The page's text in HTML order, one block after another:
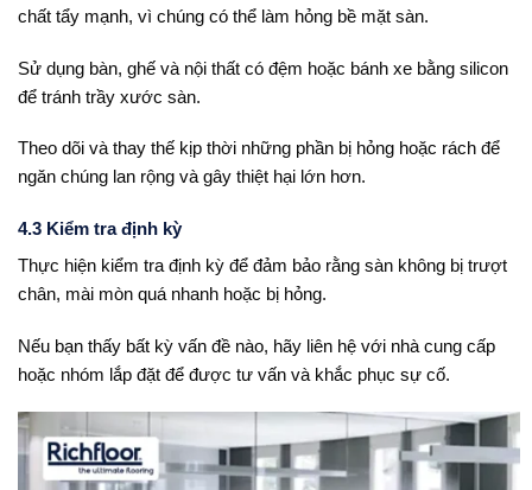
chất tẩy mạnh, vì chúng có thể làm hỏng bề mặt sàn.
Sử dụng bàn, ghế và nội thất có đệm hoặc bánh xe bằng silicon
để tránh trầy xước sàn.
Theo dõi và thay thế kịp thời những phần bị hỏng hoặc rách để
ngăn chúng lan rộng và gây thiệt hại lớn hơn.
4.3 Kiểm tra định kỳ
Thực hiện kiểm tra định kỳ để đảm bảo rằng sàn không bị trượt
chân, mài mòn quá nhanh hoặc bị hỏng.
Nếu bạn thấy bất kỳ vấn đề nào, hãy liên hệ với nhà cung cấp
hoặc nhóm lắp đặt để được tư vấn và khắc phục sự cố.